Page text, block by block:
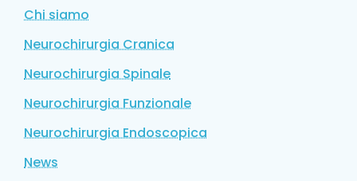
Chi siamo
Neurochirurgia Cranica
Neurochirurgia Spinale
Neurochirurgia Funzionale
Neurochirurgia Endoscopica
News